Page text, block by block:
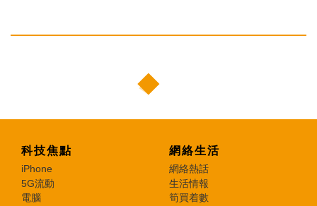
科技焦點
iPhone
5G流動
電腦
網絡生活
網絡熱話
生活情報
筍買着數